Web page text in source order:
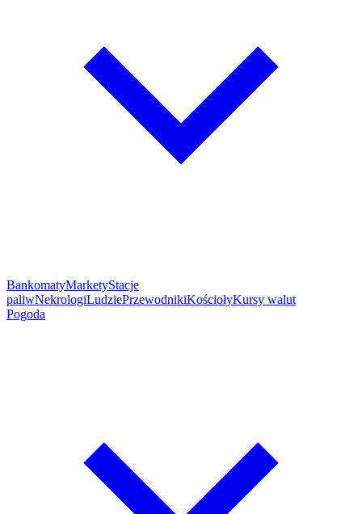
BankomatyMarketyStacje
paliwNekrologiLudziePrzewodnikiKościołyKursy walut
Pogoda